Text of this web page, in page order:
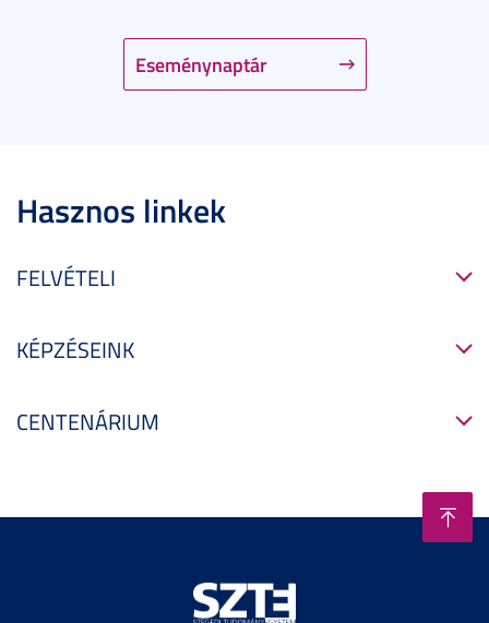
Eseménynaptár
Hasznos linkek
FELVÉTELI
KÉPZÉSEINK
CENTENÁRIUM